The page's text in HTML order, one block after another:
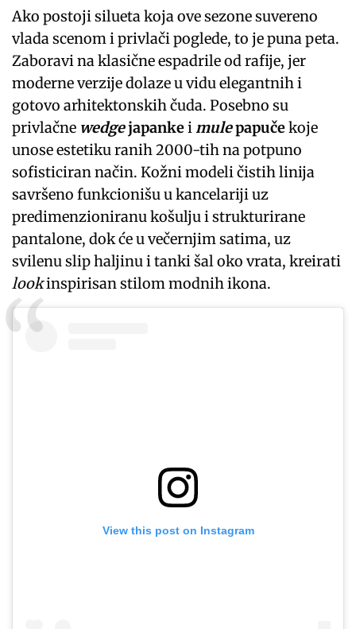
Ako postoji silueta koja ove sezone suvereno
vlada scenom i privlači poglede, to je puna peta.
Zaboravi na klasične espadrile od rafije, jer
moderne verzije dolaze u vidu elegantnih i
gotovo arhitektonskih čuda. Posebno su
privlačne wedgejapankei mulepapučekoje
unose estetiku ranih 2000-tih na potpuno
sofisticiran način. Kožni modeli čistih linija
savršeno funkcionišu u kancelariji uz
predimenzioniranu košulju i strukturirane
pantalone, dok će u večernjim satima, uz
svilenu slip haljinu i tanki šal oko vrata, kreirati
lookinspirisan stilom modnih ikona.
View this post on Instagram